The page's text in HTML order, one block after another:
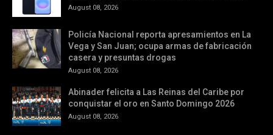
August 08, 2026
Policía Nacional reporta apresamientos en La
Vega y San Juan; ocupa armas de fabricación
casera y presuntas drogas
August 08, 2026
Abinader felicita a Las Reinas del Caribe por
conquistar el oro en Santo Domingo 2026
August 08, 2026